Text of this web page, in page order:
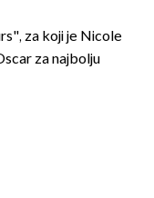
za koji je Nicole
za najbolju